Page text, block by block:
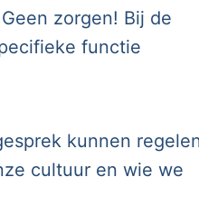
zorgen! Bij de
functie
kunnen
cultuur en wie we